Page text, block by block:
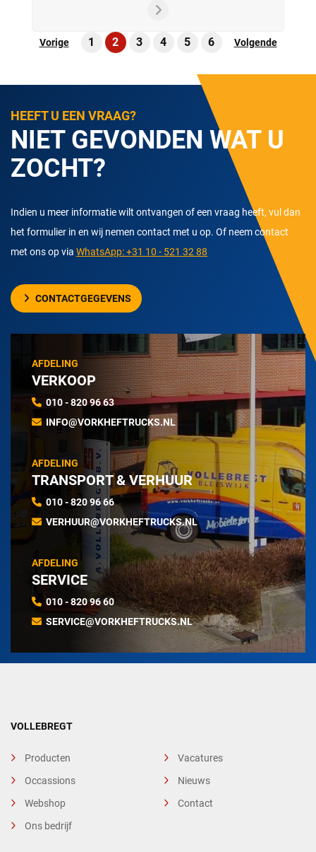
Vorige 1 2 3 4 5 6 Volgende
HEEFT U EEN VRAAG?
NIET GEVONDEN WAT U
ZOCHT?
Indien u meer informatie wilt ontvangen of een vraag heeft, vul dan
het formulier in en wij nemen contact met u op. Of neem contact
met ons op via WhatsApp: +31 10 - 521 32 88
CONTACTGEGEVENS
AFDELING
VERKOOP
010 - 820 96 63
INFO@VORKHEFTRUCKS.NL
AFDELING
TRANSPORT & VERHUUR
010 - 820 96 66
VERHUUR@VORKHEFTRUCKS.NL
AFDELING
SERVICE
010 - 820 96 60
SERVICE@VORKHEFTRUCKS.NL
VOLLEBREGT
Producten
Occassions
Webshop
Ons bedrijf
Vacatures
Nieuws
Contact